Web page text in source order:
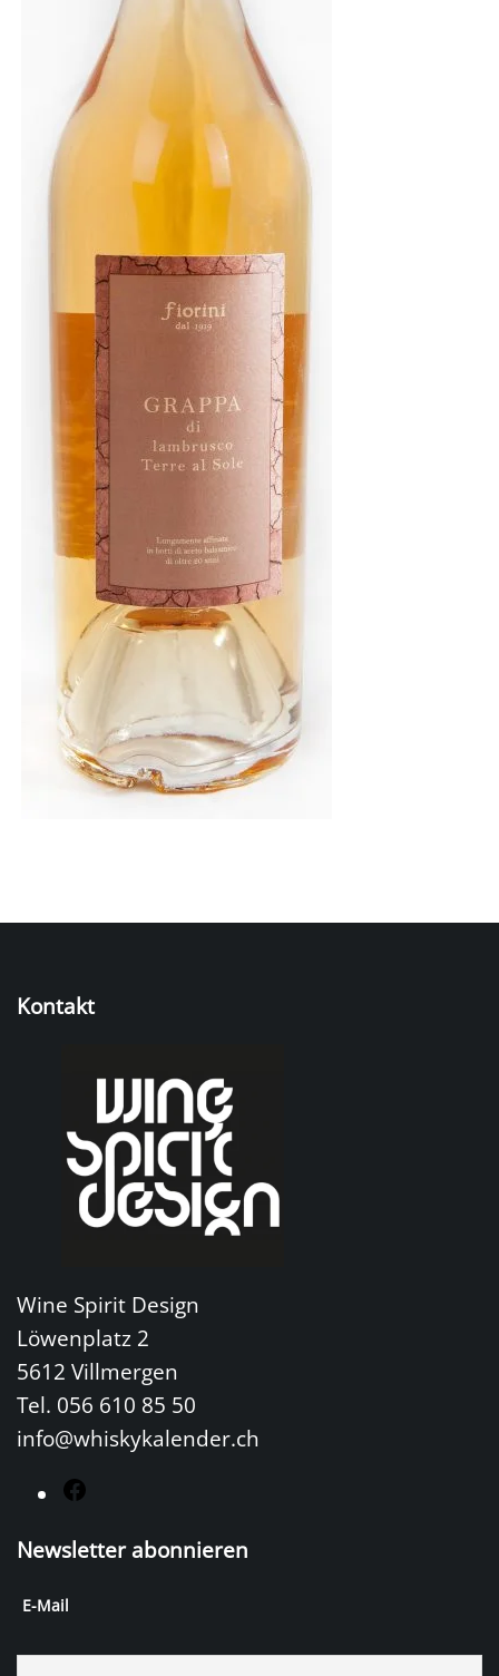
Kontakt
Wine Spirit Design
Löwenplatz 2
5612 Villmergen
Tel. 056 610 85 50
info@whiskykalender.ch
c
o
Newsletter abonnieren
E-Mail